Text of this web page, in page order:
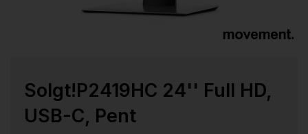
Solgt!P2419HC 24'' Full HD,
USB-C, Pent